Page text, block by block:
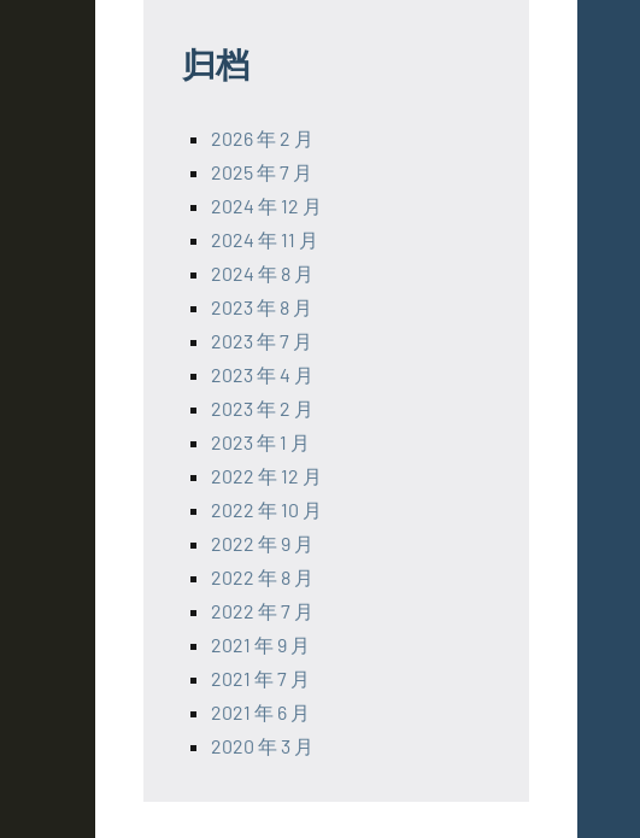
归档
2026 年 2 月
2025 年 7 月
2024 年 12 月
2024 年 11 月
2024 年 8 月
2023 年 8 月
2023 年 7 月
2023 年 4 月
2023 年 2 月
2023 年 1 月
2022 年 12 月
2022 年 10 月
2022 年 9 月
2022 年 8 月
2022 年 7 月
2021 年 9 月
2021 年 7 月
2021 年 6 月
2020 年 3 月